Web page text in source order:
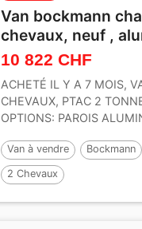
Van bockmann
chevaux, neuf ,
10 822 CHF
ACHETÉ IL Y A 7 MOIS,
CHEVAUX, PTAC 2
OPTIONS: PAROIS
Van à vendre Bockmann
2 Chevaux